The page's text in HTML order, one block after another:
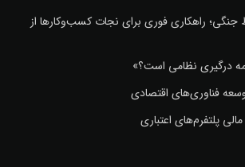
جنگی؛ راهکاری فوری برای نجات کسب‌وکارها از
درگیری نظامی است؟»
فناوری‌های اقتصادی
پلتفرم‌های اعتباری